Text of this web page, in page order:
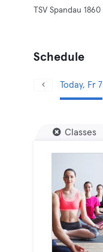
TSV Spandau
Schedule
Today, Fr 7
Classes